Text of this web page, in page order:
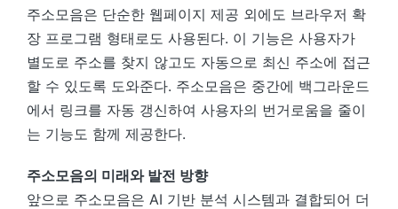
주소모음은 단순한 웹페이지 제공 외에도 브라우저 확
장 프로그램 형태로도 사용된다. 이 기능은 사용자가
별도로 주소를 찾지 않고도 자동으로 최신 주소에 접근
할 수 있도록 도와준다. 주소모음은 중간에 백그라운드
에서 링크를 자동 갱신하여 사용자의 번거로움을 줄이
는 기능도 함께 제공한다.
주소모음의 미래와 발전 방향
앞으로 주소모음은 AI 기반 분석 시스템과 결합되어 더